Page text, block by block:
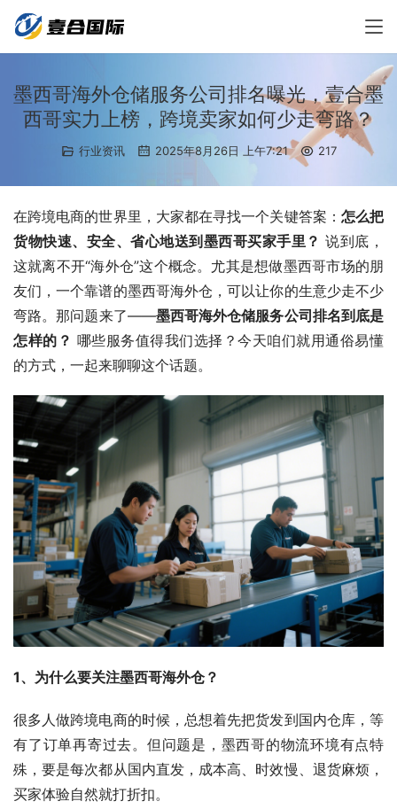
墨西哥海外仓储服务公司排名曝光，壹合墨
西哥实力上榜，跨境卖家如何少走弯路？
行业资讯 2025年8月26日 上午7:21 217
在跨境电商的世界里，大家都在寻找一个关键答案： 怎么把
货物快速、安全、省心地送到墨西哥买家手里？ 说到底，
这就离不开“海外仓”这个概念。尤其是想做墨西哥市场的朋
友们，一个靠谱的墨西哥海外仓，可以让你的生意少走不少
弯路。那问题来了——墨西哥海外仓储服务公司排名到底是
怎样的？ 哪些服务值得我们选择？今天咱们就用通俗易懂
的方式，一起来聊聊这个话题。
1、为什么要关注墨西哥海外仓？
很多人做跨境电商的时候，总想着先把货发到国内仓库，等
有了订单再寄过去。但问题是，墨西哥的物流环境有点特
殊，要是每次都从国内直发，成本高、时效慢、退货麻烦，
买家体验自然就打折扣。